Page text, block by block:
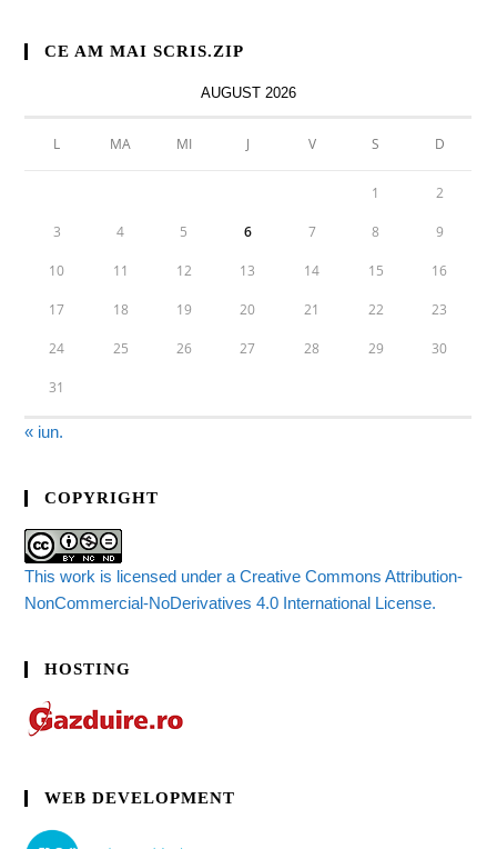
CE AM MAI SCRIS.ZIP
AUGUST 2026
L MA MI J V S D
1 2
3 4 5 6 7 8 9
10 11 12 13 14 15 16
17 18 19 20 21 22 23
24 25 26 27 28 29 30
31
« iun.
COPYRIGHT
This work is licensed under a Creative Commons Attribution-
NonCommercial-NoDerivatives 4.0 International License.
HOSTING
WEB DEVELOPMENT